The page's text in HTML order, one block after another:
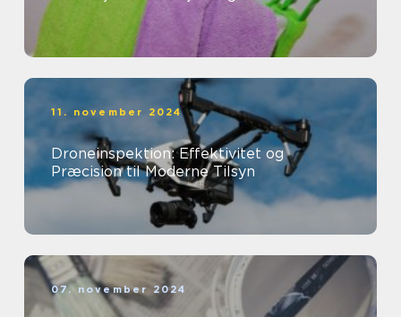
11. november 2024
Droneinspektion: Effektivitet og
Præcision til Moderne Tilsyn
07. november 2024